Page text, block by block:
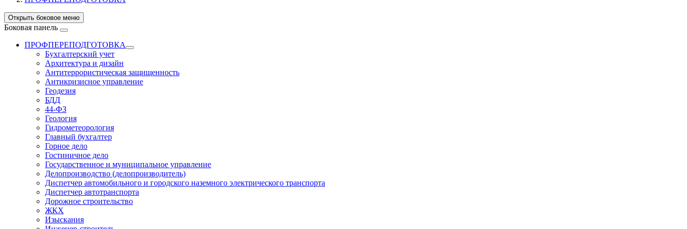
Открыть боковое меню
Боковая панель
ПРОФПЕРЕПОДГОТОВКА
Бухгалтерский учет
Архитектура и дизайн
Антитеррористическая защищенность
Антикризисное управление
Геодезия
БДД
44-ФЗ
Геология
Гидрометеорология
Главный бухгалтер
Горное дело
Гостиничное дело
Государственное и муниципальное управление
Делопроизводство (делопроизводитель)
Диспетчер автомобильного и городского наземного электрического транспорта
Диспетчер автотранспорта
Дорожное строительство
ЖКХ
Изыскания